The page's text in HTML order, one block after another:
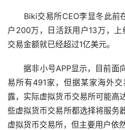
Biki交易所CEO李显冬此前
户200万，日活跃用户13万，
交易金额就已经超过1亿美元。
据非小号APP显示，目前面
易所有491家，但据某家海外
露，实际虚拟货币交易所可能高
些虚拟货币交易所都选择将服务
虚拟货币交易所，但主要用户依